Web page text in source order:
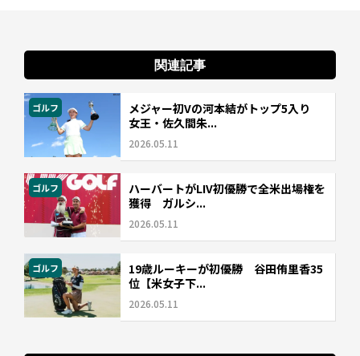
関連記事
ゴルフ
メジャー初Vの河本結がトップ5入り
女王・佐久間朱...
2026.05.11
ゴルフ
ハーバートがLIV初優勝で全米出場権を
獲得 ガルシ...
2026.05.11
ゴルフ
19歳ルーキーが初優勝 谷田侑里香35
位【米女子下...
2026.05.11